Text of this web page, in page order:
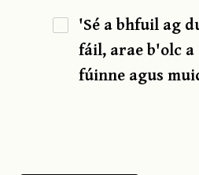
'Sé a bhfuil ag
fáil, arae b'olc
fúinne agus